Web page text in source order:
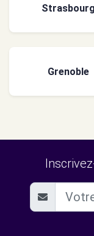
Strasbourg
Grenoble